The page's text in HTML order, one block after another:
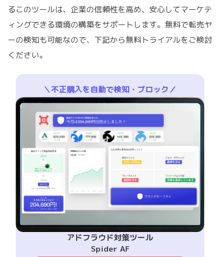
るこのツールは、企業の信頼性を高め、安心してマーケテ
ィングできる環境の構築をサポートします。無料で転売ヤ
ーの検知も可能なので、下記から無料トライアルをご検討
ください。
＼不正購入を自動で検知・ブロック／
アドフラウド対策ツール
Spider AF